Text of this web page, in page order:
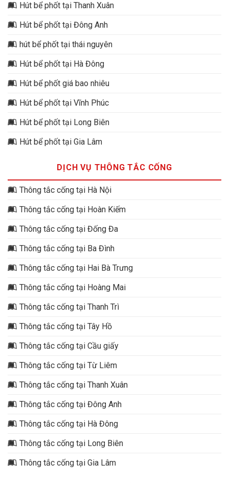
Hút bể phốt tại Thanh Xuân
Hút bể phốt tại Đông Anh
hút bể phốt tại thái nguyên
Hút bể phốt tại Hà Đông
Hút bể phốt giá bao nhiêu
Hút bể phốt tại Vĩnh Phúc
Hút bể phốt tại Long Biên
Hút bể phốt tại Gia Lâm
DỊCH VỤ THÔNG TẮC CỐNG
Thông tắc cống tại Hà Nội
Thông tắc cống tại Hoàn Kiếm
Thông tắc cống tại Đống Đa
Thông tắc cống tại Ba Đình
Thông tắc cống tại Hai Bà Trưng
Thông tắc cống tại Hoàng Mai
Thông tắc cống tại Thanh Trì
Thông tắc cống tại Tây Hồ
Thông tắc cống tại Cầu giấy
Thông tắc cống tại Từ Liêm
Thông tắc cống tại Thanh Xuân
Thông tắc cống tại Đông Anh
Thông tắc cống tại Hà Đông
Thông tắc cống tại Long Biên
Thông tắc cống tại Gia Lâm